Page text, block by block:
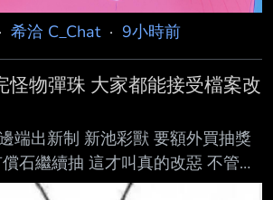
· 希洽 C_Chat· 9小時前
怪物彈珠 大家都能接受檔案改
端出新制 新池彩獸 要額外買抽獎
石繼續抽 這才叫真的改惡 不管怎
家吃虧 檔案這邊起碼數學算出來